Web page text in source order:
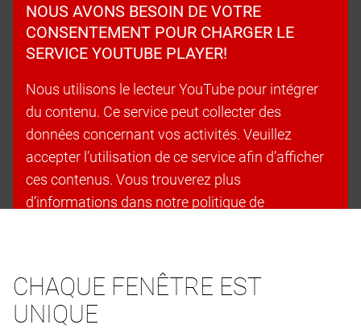
NOUS AVONS BESOIN DE VOTRE
CONSENTEMENT POUR CHARGER LE
SERVICE YOUTUBE PLAYER!
Nous utilisons le lecteur YouTube pour intégrer
du contenu. Ce service peut collecter des
données concernant vos activités. Veuillez
accepter l’utilisation de ce service afin d’afficher
ces contenus. Vous trouverez plus
d’informations dans notre politique de
Accepter les cookies et continuer
CHAQUE FENÊTRE EST
UNIQUE